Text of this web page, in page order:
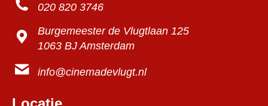
020 820 3746
Burgemeester de Vlugtlaan 125
1063 BJ Amsterdam
info@cinemadevlugt.nl